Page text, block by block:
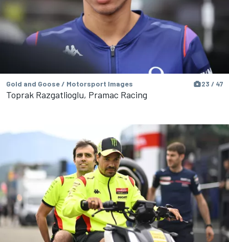
Gold and Goose / Motorsport Images 23 / 47
Toprak Razgatlioglu, Pramac Racing